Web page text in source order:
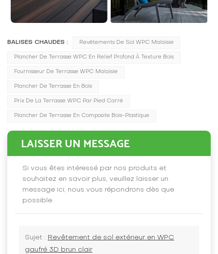
BALISES CHAUDES : Revêtements De Sol WPC Malaisie
Plancher De Terrasse WPC En Relief Profond À Texture Bois
Fournisseur De Terrasse WPC Malaisie
Plancher De Terrasse En Bois
Prix De La Terrasse WPC Par Pied Carré
Plancher De Terrasse En Composite Bois-Plastique
LAISSER UN MESSAGE
Si vous êtes intéressé par nos produits et
souhaitez en savoir plus, veuillez laisser un
message ici, nous vous répondrons dès que
possible.
Sujet : Revêtement de sol extérieur en WPC
gaufré 3D brun clair